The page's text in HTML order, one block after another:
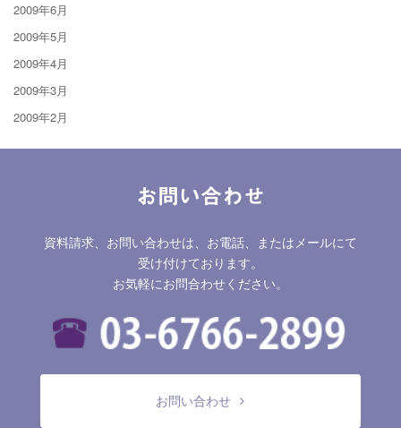
2009年6月
2009年5月
2009年4月
2009年3月
2009年2月
お問い合わせ
資料請求、お問い合わせは、お電話、またはメールにて
受け付けております。
お気軽にお問合わせください。
お問い合わせ